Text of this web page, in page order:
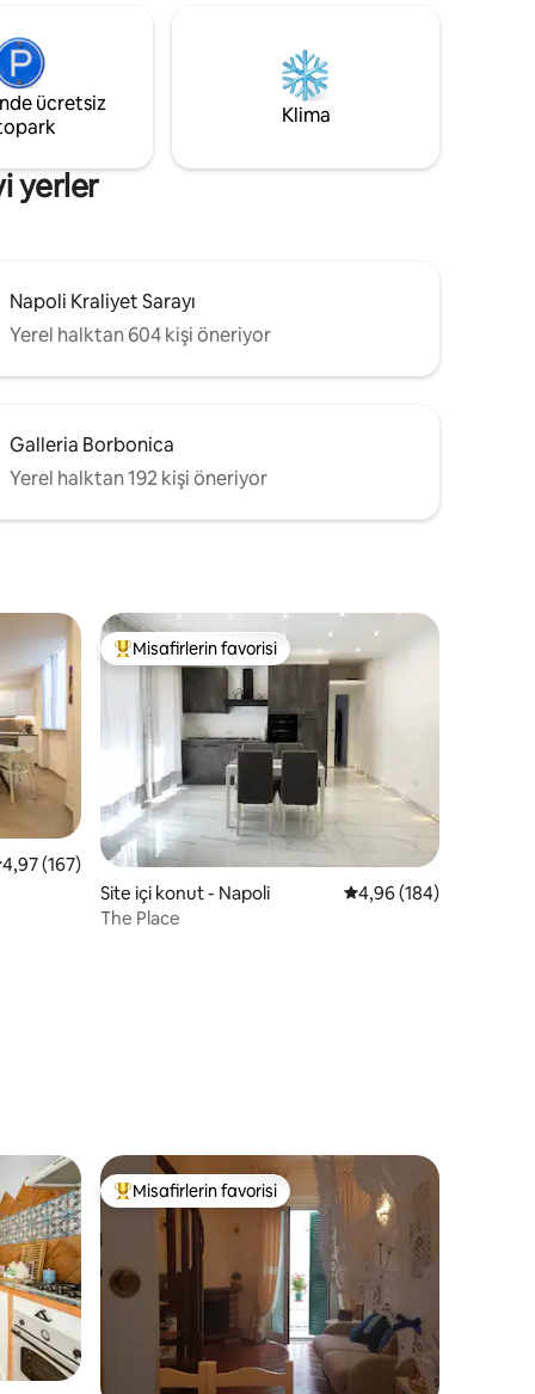
iç
bir
yerlere 10 dakikalık yürüme mesafesinde
ücretsiz
Klima
yerler
Napoli Kraliyet Sarayı
Yerel halktan 604 kişi öneriyor
Galleria Borbonica
Yerel halktan 192 kişi öneriyor
arasında
ortalama 4,97 puan, 167 değerlendirme
4,97 (167)
Misafirlerin favorilerinden en beğenilenler arasında
Misafirlerin favorisi
Site içi konut - Napoli 5 üzerinden ortalama
4,96 (184)
The Place
arasındaMisafirlerin favorilerinden en beğenilenler arasında
Misafirlerin favorisi